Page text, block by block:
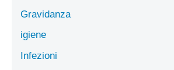
Gravidanza
igiene
Infezioni